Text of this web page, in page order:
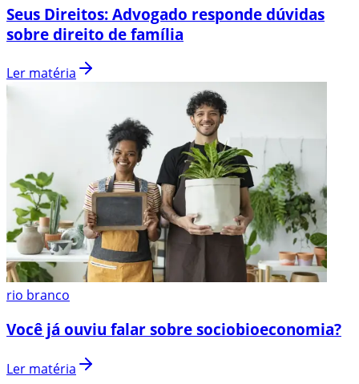
Seus Direitos: Advogado responde dúvidas
sobre direito de família
Ler matéria
rio branco
Você já ouviu falar sobre sociobioeconomia?
Ler matéria